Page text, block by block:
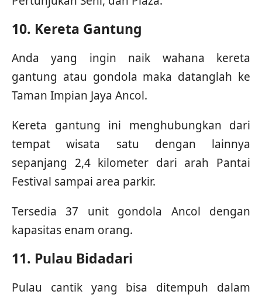
10. Kereta Gantung
Anda yang ingin naik wahana kereta
gantung atau gondola maka datanglah ke
Taman Impian Jaya Ancol.
Kereta gantung ini menghubungkan dari
tempat wisata satu dengan lainnya
sepanjang 2,4 kilometer dari arah Pantai
Festival sampai area parkir.
Tersedia 37 unit gondola Ancol dengan
kapasitas enam orang.
11. Pulau Bidadari
Pulau cantik yang bisa ditempuh dalam